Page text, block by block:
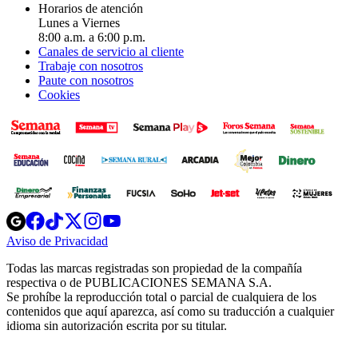
Horarios de atención
Lunes a Viernes
8:00 a.m. a 6:00 p.m.
Canales de servicio al cliente
Trabaje con nosotros
Paute con nosotros
Cookies
Opens
in
new
Opens
in
new
Opens
in
new
window
Opens
new
windowwindow
Aviso de Privacidad
new
window
Todas las marcas registradas son propiedad de la compañía
respectiva o de PUBLICACIONES SEMANA S.A.
Se prohíbe la reproducción total o parcial de cualquiera de los
contenidos que aquí aparezca, así como su traducción a cualquier
idioma sin autorización escrita por su titular.